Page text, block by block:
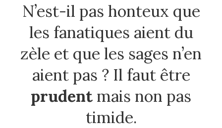
N’est-il pas honteux que
les fanatiques aient du
zèle et que les sages n’en
aient pas ? Il faut être
prudent mais non pas
timide.